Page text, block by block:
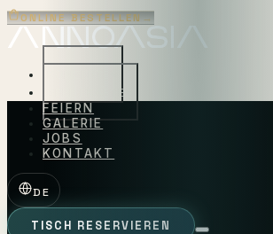
ONLINE BESTELLEN →
SPEISEKARTE
FEIERN
GALERIE
JOBS
KONTAKT
DE
TISCH RESERVIEREN